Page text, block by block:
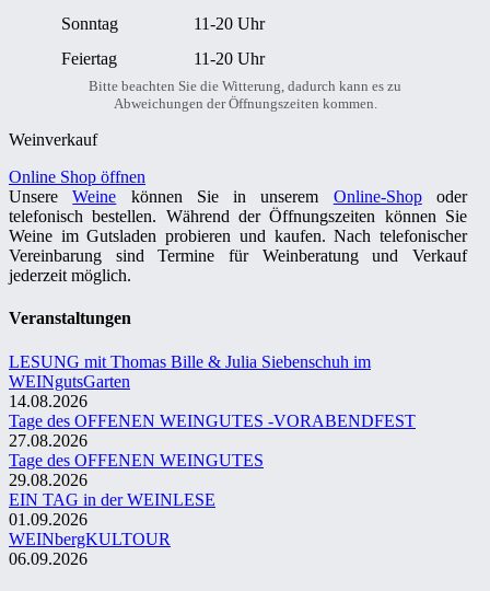
Sonntag
11-20 Uhr
Feiertag
11-20 Uhr
Bitte beachten Sie die Witterung, dadurch kann es zu
Abweichungen der Öffnungszeiten kommen.
Weinverkauf
Online Shop öffnen
UnsereWeine können Sie in unserem Online-Shopoder
telefonisch bestellen. Während der Öffnungszeiten können Sie
Weine im Gutsladen probieren und kaufen. Nach telefonischer
Vereinbarung sind Termine für Weinberatung und Verkauf
jederzeit möglich.
Veranstaltungen
LESUNG mit Thomas Bille & Julia Siebenschuh im
WEINgutsGarten
14.08.2026
Tage des OFFENEN WEINGUTES -VORABENDFEST
27.08.2026
Tage des OFFENEN WEINGUTES
29.08.2026
EIN TAG in der WEINLESE
01.09.2026
WEINbergKULTOUR
06.09.2026